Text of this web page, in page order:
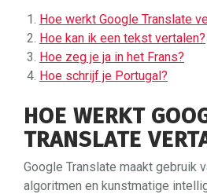
Hoe werkt Google Translate
Hoe kan ik een tekst vertalen?
Hoe zeg je ja in het Frans?
Hoe schrijf je Portugal?
HOE WERKT
TRANSLATE
Google Translate maakt gebruik
algoritmen en kunstmatige